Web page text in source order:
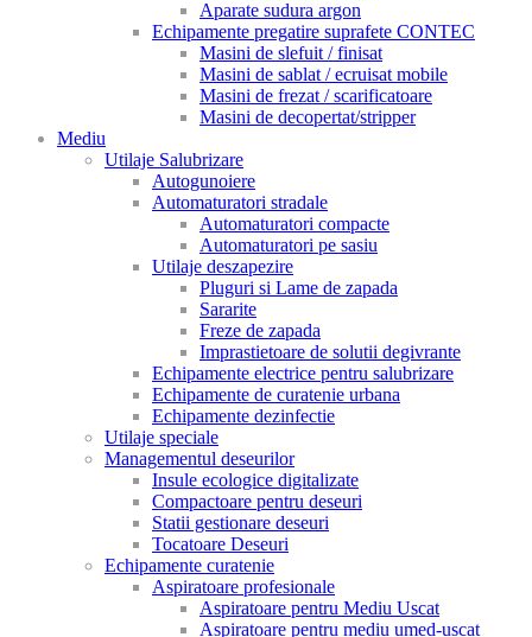
Aparate sudura argon
Echipamente pregatire suprafete CONTEC
Masini de slefuit / finisat
Masini de sablat / ecruisat mobile
Masini de frezat / scarificatoare
Masini de decopertat/stripper
Mediu
Utilaje Salubrizare
Autogunoiere
Automaturatori stradale
Automaturatori compacte
Automaturatori pe sasiu
Utilaje deszapezire
Pluguri si Lame de zapada
Sararite
Freze de zapada
Imprastietoare de solutii degivrante
Echipamente electrice pentru salubrizare
Echipamente de curatenie urbana
Echipamente dezinfectie
Utilaje speciale
Managementul deseurilor
Insule ecologice digitalizate
Compactoare pentru deseuri
Statii gestionare deseuri
Tocatoare Deseuri
Echipamente curatenie
Aspiratoare profesionale
Aspiratoare pentru Mediu Uscat
Aspiratoare pentru mediu umed-uscat